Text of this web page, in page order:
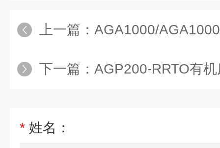
上一篇： AGA1000/AGA1000d石油
下一篇： AGP200-RRTO有机
* 姓名：